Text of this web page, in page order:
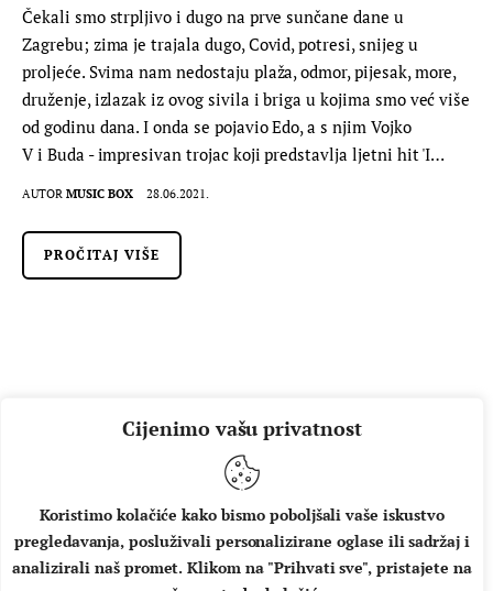
Cijenimo vašu privatnost
Koristimo kolačiće kako bismo poboljšali vaše iskustvo
pregledavanja, posluživali personalizirane oglase ili sadržaj i
analizirali naš promet. Klikom na "Prihvati sve", pristajete na
Čekali smo strpljivo i dugo na prve sunčane dane u
Zagrebu; zima je trajala dugo, Covid, potresi, snijeg u
proljeće. Svima nam nedostaju plaža, odmor, pijesak, more,
druženje, izlazak iz ovog sivila i briga u kojima smo već više
od godinu dana. I onda se pojavio Edo, a s njim Vojko
V i Buda - impresivan trojac koji predstavlja ljetni hit 'I…
AUTOR MUSIC BOX 28.06.2021.
PROČITAJ VIŠE
O NAMA IMPRESSUM UVJETI KORIŠTENJA